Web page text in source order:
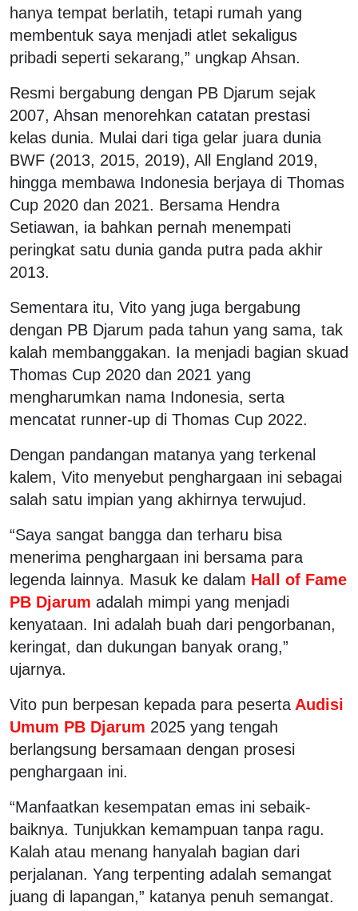
hanya tempat berlatih, tetapi rumah yang
membentuk saya menjadi atlet sekaligus
pribadi seperti sekarang,” ungkap Ahsan.
Resmi bergabung dengan PB Djarum sejak
2007, Ahsan menorehkan catatan prestasi
kelas dunia. Mulai dari tiga gelar juara dunia
BWF (2013, 2015, 2019), All England 2019,
hingga membawa Indonesia berjaya di Thomas
Cup 2020 dan 2021. Bersama Hendra
Setiawan, ia bahkan pernah menempati
peringkat satu dunia ganda putra pada akhir
2013.
Sementara itu, Vito yang juga bergabung
dengan PB Djarum pada tahun yang sama, tak
kalah membanggakan. Ia menjadi bagian skuad
Thomas Cup 2020 dan 2021 yang
mengharumkan nama Indonesia, serta
mencatat runner-up di Thomas Cup 2022.
Dengan pandangan matanya yang terkenal
kalem, Vito menyebut penghargaan ini sebagai
salah satu impian yang akhirnya terwujud.
“Saya sangat bangga dan terharu bisa
menerima penghargaan ini bersama para
legenda lainnya. Masuk ke dalam Hall of Fame
PB Djarum adalah mimpi yang menjadi
kenyataan. Ini adalah buah dari pengorbanan,
keringat, dan dukungan banyak orang,”
ujarnya.
Vito pun berpesan kepada para peserta Audisi
Umum PB Djarum 2025 yang tengah
berlangsung bersamaan dengan prosesi
penghargaan ini.
“Manfaatkan kesempatan emas ini sebaik-
baiknya. Tunjukkan kemampuan tanpa ragu.
Kalah atau menang hanyalah bagian dari
perjalanan. Yang terpenting adalah semangat
juang di lapangan,” katanya penuh semangat.